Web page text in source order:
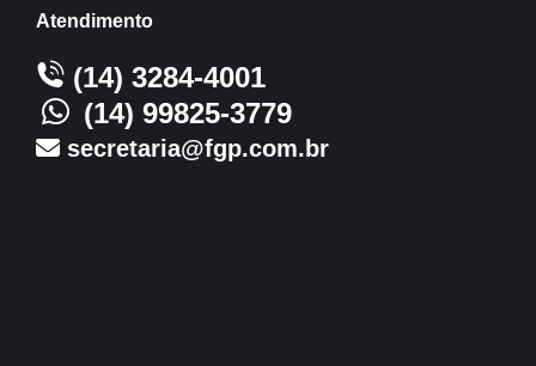
Atendimento
(14) 3284-4001
(14) 99825-3779
secretaria@fgp.com.br